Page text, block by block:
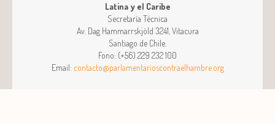
Latina y el Caribe
Secretaría Técnica
Av. Dag Hammarrskjöld 3241, Vitacura
Santiago de Chile
Fono: (+56) 229 232 100
Email: contacto@parlamentarioscontraelhambre.org